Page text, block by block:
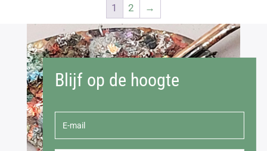
1 2 →
Blijf op de hoogte